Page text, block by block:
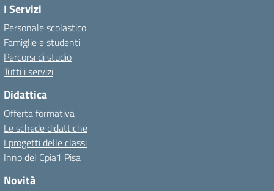
I Servizi
Personale scolastico
Famiglie e studenti
Percorsi di studio
Tutti i servizi
Didattica
Offerta formativa
Le schede didattiche
I progetti delle classi
Inno del Cpia1 Pisa
Novità